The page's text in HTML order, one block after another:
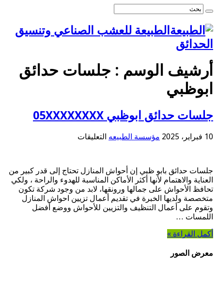
الطبيعة للعشب الصناعي وتنسيق
الحدائق
أرشيف الوسم : جلسات حدائق
ابوظبي
جلسات حدائق ابوظبي 05XXXXXXXX
10 فبراير، 2025 مؤسسة الطبيعه التعليقات
05XXXXXXXX
مغلقة
جلسات حدائق بابو ظبي إن أحواش المنازل تحتاج إلى قدر كبير من
العناية والاهتمام لأنها أكثر الأماكن المناسبة للهدوء والراحة ، ولكي
تحافظ الأحواش على جمالها ورونقها، لابد من وجود شركة تكون
متخصصة ولديها الخبرة في تقديم أعمال تزيين احواش المنازل
وتقوم على أعمال التنظيف والتزيين للأحواش ووضع أفضل
اللمسات …
أكمل القراءة »
معرض الصور